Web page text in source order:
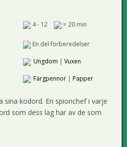
4 - 12 ≈ 20 min
En del förberedelser
Ungdom | Vuxen
Färgpennor| Papper
kodord. En spionchef i varje
som dess lag har av de som